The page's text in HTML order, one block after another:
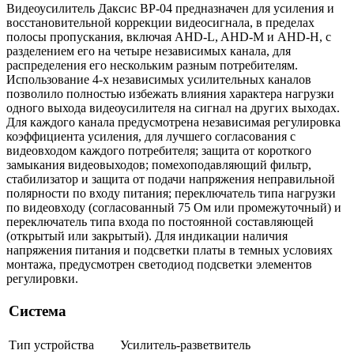
Видеоусилитель Даксис ВР-04 предназначен для усиления и
восстановительной коррекции видеосигнала, в пределах
полосы пропускания, включая AHD-L, AHD-M и AHD-H, с
разделением его на четыре независимых канала, для
распределения его нескольким разным потребителям.
Использование 4-х независимых усилительных каналов
позволило полностью избежать влияния характера нагрузки
одного выхода видеоусилителя на сигнал на других выходах.
Для каждого канала предусмотрена независимая регулировка
коэффициента усиления, для лучшего согласования с
видеовходом каждого потребителя; защита от короткого
замыкания видеовыходов; помехоподавляющий фильтр,
стабилизатор и защита от подачи напряжения неправильной
полярности по входу питания; переключатель типа нагрузки
по видеовходу (согласованный 75 Ом или промежуточный) и
переключатель типа входа по постоянной составляющей
(открытый или закрытый). Для индикации наличия
напряжения питания и подсветки платы в темных условиях
монтажа, предусмотрен светодиод подсветки элементов
регулировки.
Система
Тип устройства Усилитель-разветвитель